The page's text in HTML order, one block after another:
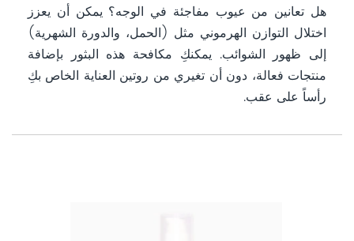
هل تعانين من عيوب مفاجئة في الوجه؟ يمكن أن يعزز
اختلال التوازن الهرموني مثل (الحمل، والدورة الشهرية)
إلى ظهور الشوائب. يمكنكِ مكافحة هذه البثور بإضافة
منتجات فعالة، دون أن تغيري من روتين العناية الخاص بكِ
رأساً على عقب.